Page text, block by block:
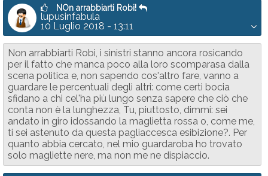
NOn arrabbiarti Robi!
lupusinfabula
10 Luglio 2018 - 13:11
Non arrabbiarti Robi, i sinistri stanno ancora rosicando
per il fatto che manca poco alla loro scomparasa dalla
scena politica e, non sapendo cos'altro fare, vanno a
guardare le percentuali degli altri: come certi bocia
sfidano a chi cel'ha più lungo senza sapere che ciò che
conta non è la lunghezza, Tu, piuttosto, dimmi: sei
andato in giro idossando la maglietta rossa o, come me,
ti sei astenuto da questa pagliaccesca esibizione?. Per
quanto abbia cercato, nel mio guardaroba ho trovato
solo magliette nere, ma non me ne dispiaccio.